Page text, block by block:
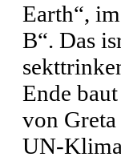
Earth“,
B“. Das
Ende
von
UN-